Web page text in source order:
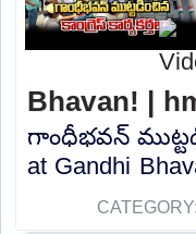
Bhavan! |
గాంధీభవన్
at Gandhi
CATEGORY: